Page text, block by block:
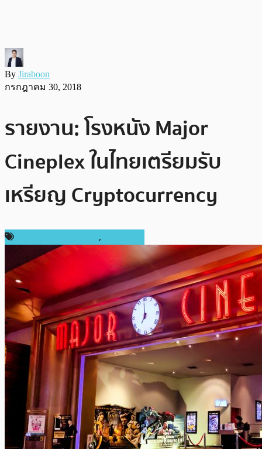
By Jiraboon
กรกฎาคม 30, 2018
รายงาน: โรงหนัง Major
Cineplex ในไทยเตรียมรับ
เหรียญ Cryptocurrency
,